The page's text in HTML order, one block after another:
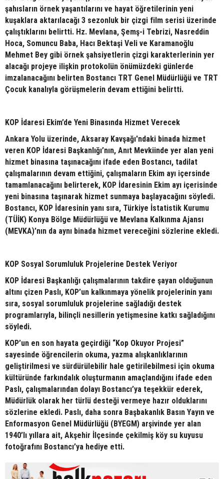
şahısların örnek yaşantılarını ve hayat öğretilerinin yeni
kuşaklara aktarılacağı 3 sezonluk bir çizgi film serisi üzerinde
çalıştıklarını belirtti. Hz. Mevlana, Şemş-i Tebrizi, Nasreddin
Hoca, Somuncu Baba, Hacı Bektaşi Veli ve Karamanoğlu
Mehmet Bey gibi örnek şahsiyetlerin çizgi karakterlerinin yer
alacağı projeye ilişkin protokolün önümüzdeki günlerde
imzalanacağını belirten Bostancı TRT Genel Müdürlüğü ve TRT
Çocuk kanalıyla görüşmelerin devam ettiğini belirtti.
KOP İdaresi Ekim’de Yeni Binasında Hizmet Verecek
Ankara Yolu üzerinde, Aksaray Kavşağı'ndaki binada hizmet
veren KOP İdaresi Başkanlığı’nın, Anıt Mevkiinde yer alan yeni
hizmet binasına taşınacağını ifade eden Bostancı, tadilat
çalışmalarının devam ettiğini, çalışmaların Ekim ayı içersinde
tamamlanacağını belirterek, KOP İdaresinin Ekim ayı içerisinde
yeni binasına taşınarak hizmet sunmaya başlayacağını söyledi.
Bostancı, KOP İdaresinin yanı sıra, Türkiye İstatistik Kurumu
(TÜİK) Konya Bölge Müdürlüğü ve Mevlana Kalkınma Ajansı
(MEVKA)’nın da aynı binada hizmet vereceğini sözlerine ekledi.
KOP Sosyal Sorumluluk Projelerine Destek Veriyor
KOP İdaresi Başkanlığı çalışmalarının takdire şayan olduğunun
altını çizen Paslı, KOP’un kalkınmaya yönelik projelerinin yanı
sıra, sosyal sorumluluk projelerine sağladığı destek
programlarıyla, bilinçli nesillerin yetişmesine katkı sağladığını
söyledi.
KOP’un en son hayata geçirdiği “Kop Okuyor Projesi”
sayesinde öğrencilerin okuma, yazma alışkanlıklarının
geliştirilmesi ve sürdürülebilir hale getirilebilmesi için okuma
kültüründe farkındalık oluşturmanın amaçlandığını ifade eden
Paslı, çalışmalarından dolayı Bostancı’ya teşekkür ederek,
Müdürlük olarak her türlü desteği vermeye hazır olduklarını
sözlerine ekledi. Paslı, daha sonra Başbakanlık Basın Yayın ve
Enformasyon Genel Müdürlüğü (BYEGM) arşivinde yer alan
1940’lı yıllara ait, Akşehir İlçesinde çekilmiş köy su kuyusu
fotoğrafını Bostancı’ya hediye etti.